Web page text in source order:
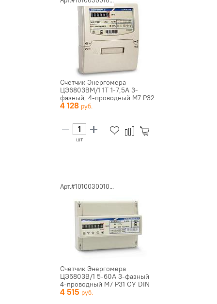
Счетчик Энергомера
ЦЭ6803ВМ/1 1Т 1-7,5А 3-
фазный, 4-проводный М7 Р32
ОУ ш...
4 128
шт
Арт.#1010030010...
Счетчик Энергомера
ЦЭ6803В/1 5-60А 3-фазный
4-проводный М7 Р31 ОУ DIN
4 515